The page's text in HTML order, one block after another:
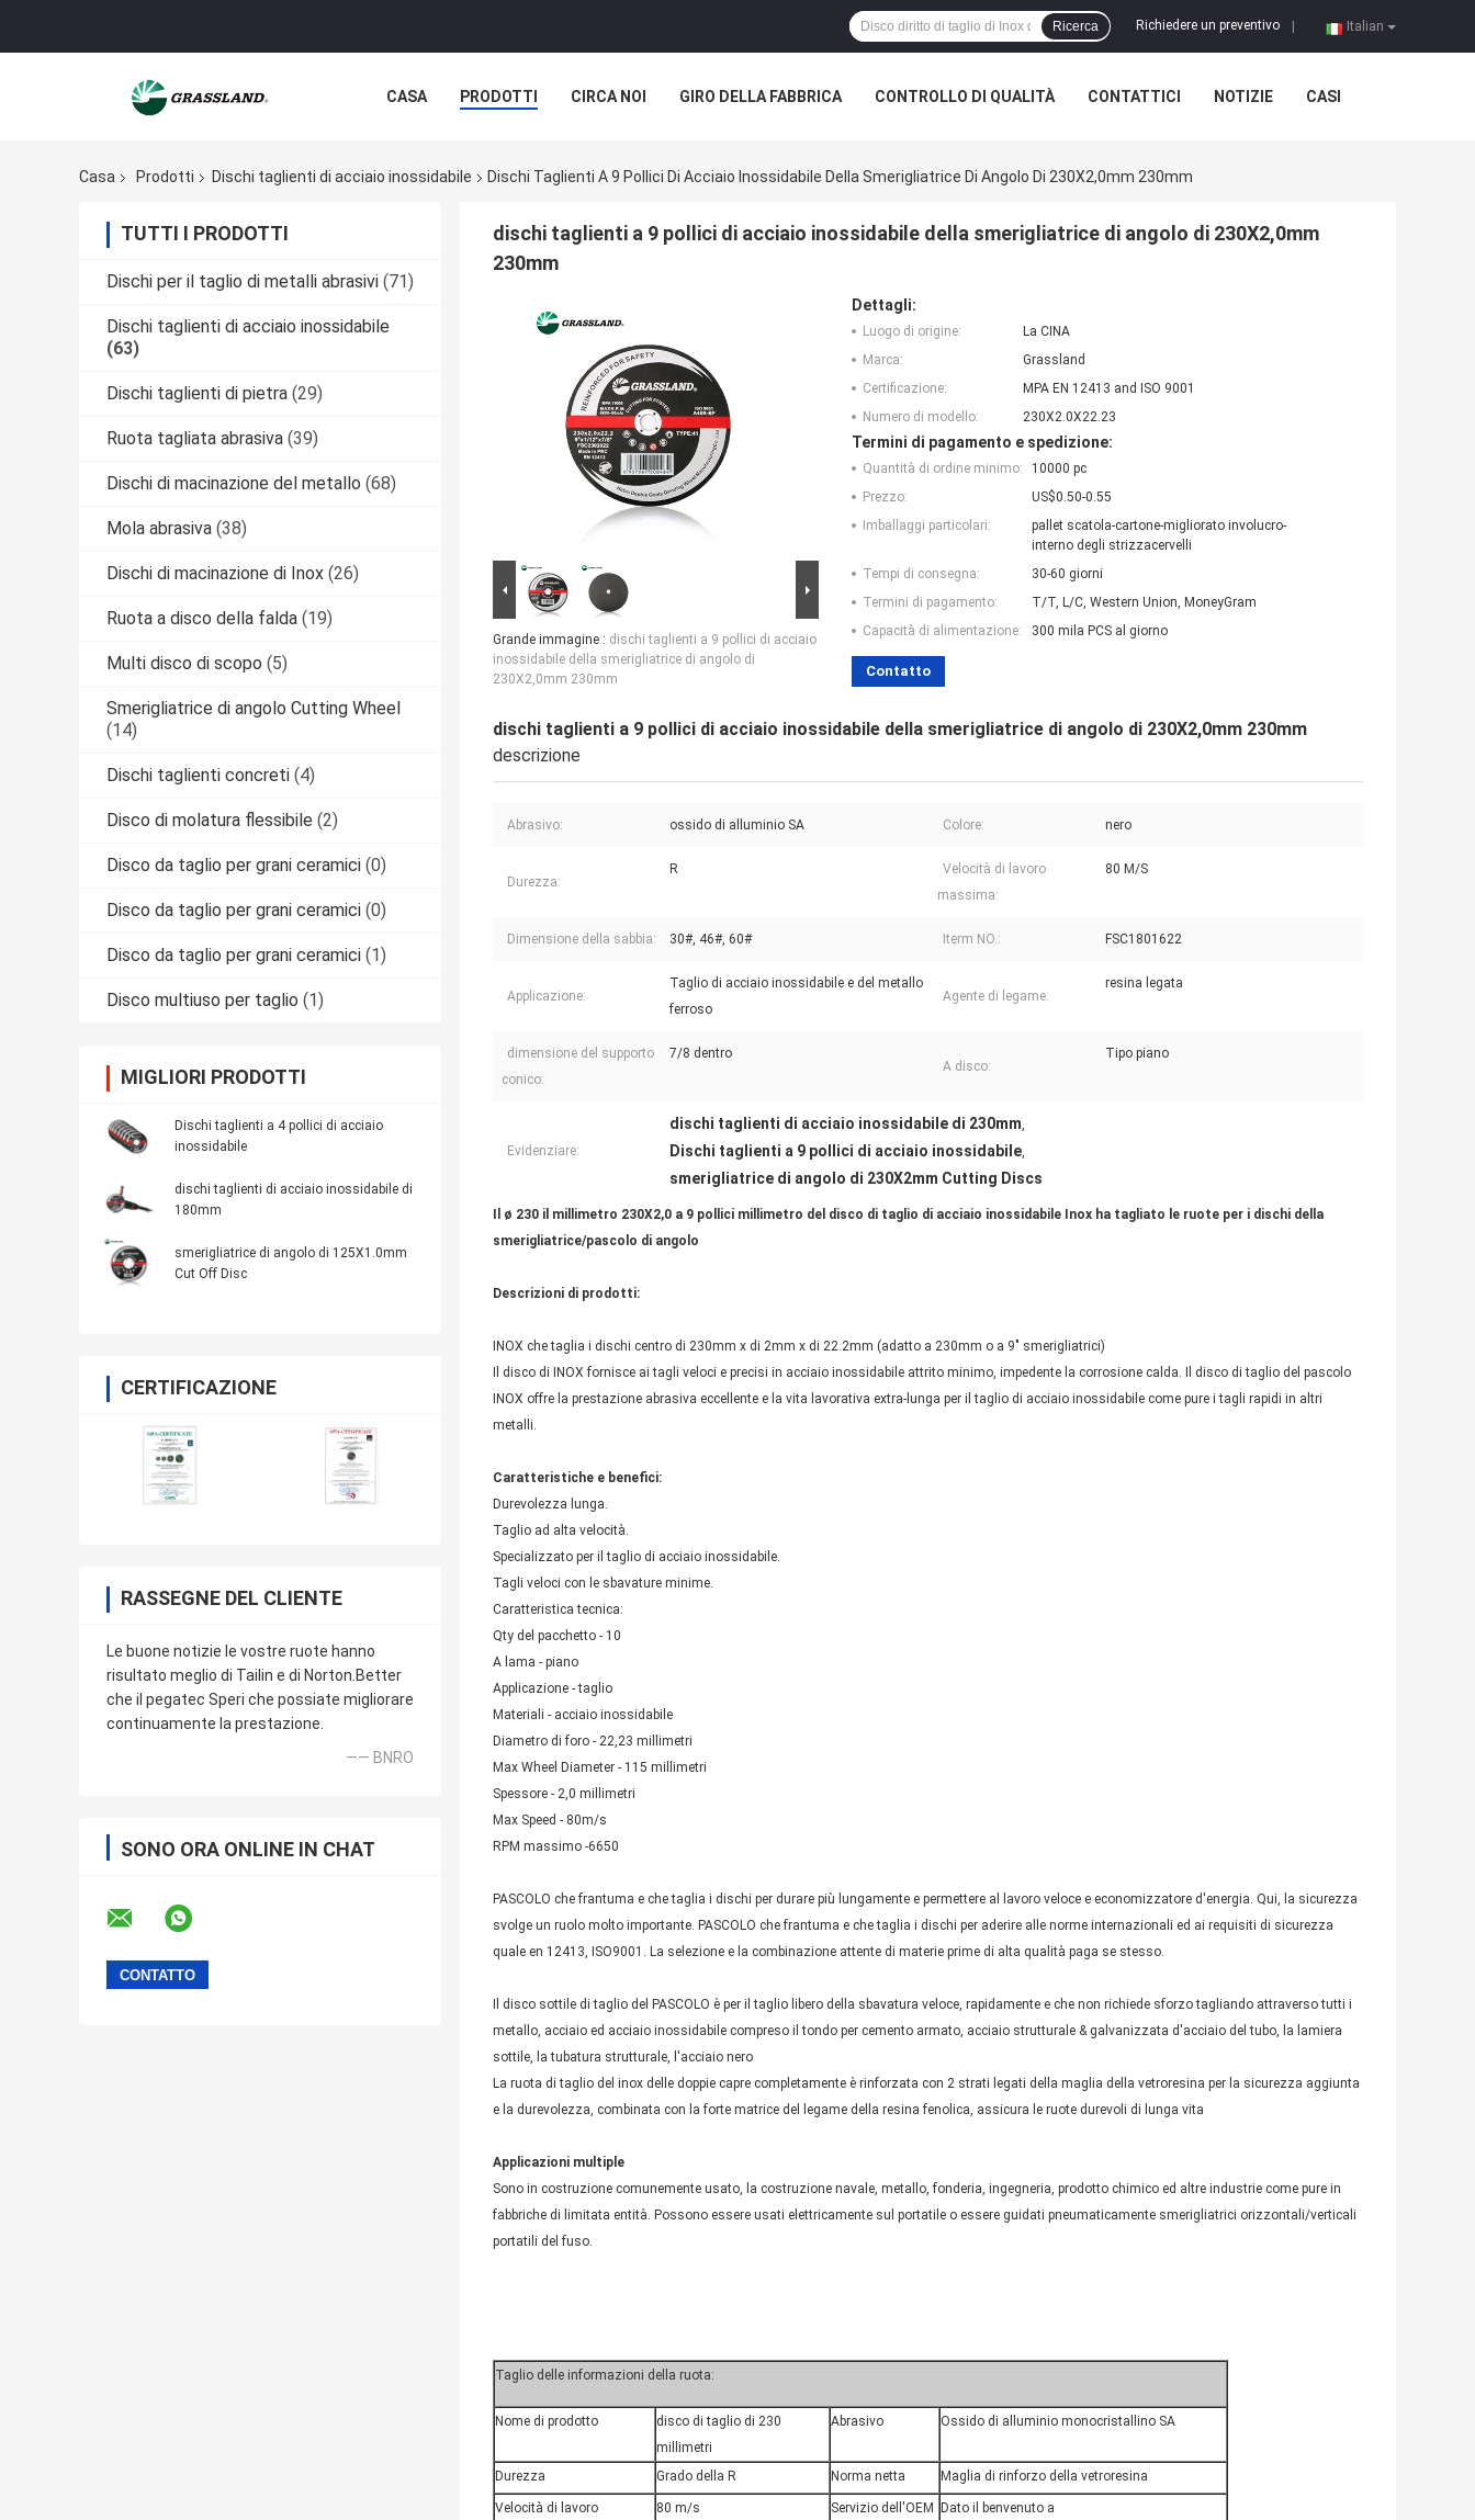
Italian
Richiedere un preventivo
Ricerca
CASA PRODOTTI CIRCA NOI GIRO DELLA FABBRICA CONTROLLO DI QUALITÀ CONTATTICI NOTIZIE CASI
Casa Prodotti Dischi taglienti di acciaio inossidabile Dischi Taglienti A 9 Pollici Di Acciaio Inossidabile Della Smerigliatrice Di Angolo Di 230X2,0mm 230mm
TUTTI I PRODOTTI
Dischi per il taglio di metalli abrasivi (71)
Dischi taglienti di acciaio inossidabile
(63)
Dischi taglienti di pietra (29)
Ruota tagliata abrasiva (39)
Dischi di macinazione del metallo (68)
Mola abrasiva (38)
Dischi di macinazione di Inox (26)
Ruota a disco della falda (19)
Multi disco di scopo (5)
Smerigliatrice di angolo Cutting Wheel
(14)
Dischi taglienti concreti (4)
Disco di molatura flessibile (2)
Disco da taglio per grani ceramici (0)
Disco da taglio per grani ceramici (0)
Disco da taglio per grani ceramici (1)
Disco multiuso per taglio (1)
MIGLIORI PRODOTTI
Dischi taglienti a 4 pollici di acciaio
inossidabile
dischi taglienti di acciaio inossidabile di
180mm
smerigliatrice di angolo di 125X1.0mm
Cut Off Disc
CERTIFICAZIONE
RASSEGNE DEL CLIENTE
Le buone notizie le vostre ruote hanno
risultato meglio di Tailin e di Norton.Better
che il pegatec Speri che possiate migliorare
continuamente la prestazione.
—— BNRO
SONO ORA ONLINE IN CHAT
dischi taglienti a 9 pollici di acciaio inossidabile della smerigliatrice di angolo di 230X2,0mm
230mm
Grande immagine : dischi taglienti a 9 pollici di acciaio
inossidabile della smerigliatrice di angolo di
230X2,0mm 230mm
Dettagli:
Luogo di origine:
La CINA
Marca:
Grassland
Certificazione:
MPA EN 12413 and ISO 9001
Numero di modello:
230X2.0X22.23
Termini di pagamento e spedizione:
Quantità di ordine minimo:
10000 pc
Prezzo:
US$0.50-0.55
Imballaggi particolari:
pallet scatola-cartone-migliorato involucro-
interno degli strizzacervelli
Tempi di consegna:
30-60 giorni
Termini di pagamento:
T/T, L/C, Western Union, MoneyGram
Capacità di alimentazione:
300 mila PCS al giorno
Contatto
dischi taglienti a 9 pollici di acciaio inossidabile della smerigliatrice di angolo di 230X2,0mm 230mm
descrizione
Abrasivo: ossido di alluminio SA Colore: nero
Durezza:
R
Velocità di lavoro
massima:
80 M/S
Dimensione della sabbia: 30#, 46#, 60# Iterm NO.: FSC1801622
Applicazione:
Taglio di acciaio inossidabile e del metallo
ferroso
Agente di legame:
resina legata
dimensione del supporto
conico:
7/8 dentro
A disco:
Tipo piano
Evidenziare:
dischi taglienti di acciaio inossidabile di 230mm,
Dischi taglienti a 9 pollici di acciaio inossidabile,
smerigliatrice di angolo di 230X2mm Cutting Discs
Il ø 230 il millimetro 230X2,0 a 9 pollici millimetro del disco di taglio di acciaio inossidabile Inox ha tagliato le ruote per i dischi della
smerigliatrice/pascolo di angolo
Descrizioni di prodotti:
INOX che taglia i dischi centro di 230mm x di 2mm x di 22.2mm (adatto a 230mm o a 9" smerigliatrici)
Il disco di INOX fornisce ai tagli veloci e precisi in acciaio inossidabile attrito minimo, impedente la corrosione calda. Il disco di taglio del pascolo
INOX offre la prestazione abrasiva eccellente e la vita lavorativa extra-lunga per il taglio di acciaio inossidabile come pure i tagli rapidi in altri
metalli.
Caratteristiche e benefici:
Durevolezza lunga.
Taglio ad alta velocità.
Specializzato per il taglio di acciaio inossidabile.
Tagli veloci con le sbavature minime.
Caratteristica tecnica:
Qty del pacchetto - 10
A lama - piano
Applicazione - taglio
Materiali - acciaio inossidabile
Diametro di foro - 22,23 millimetri
Max Wheel Diameter - 115 millimetri
Spessore - 2,0 millimetri
Max Speed - 80m/s
RPM massimo -6650
PASCOLO che frantuma e che taglia i dischi per durare più lungamente e permettere al lavoro veloce e economizzatore d'energia. Qui, la sicurezza
svolge un ruolo molto importante. PASCOLO che frantuma e che taglia i dischi per aderire alle norme internazionali ed ai requisiti di sicurezza
quale en 12413, ISO9001. La selezione e la combinazione attente di materie prime di alta qualità paga se stesso.
Il disco sottile di taglio del PASCOLO è per il taglio libero della sbavatura veloce, rapidamente e che non richiede sforzo tagliando attraverso tutti i
metallo, acciaio ed acciaio inossidabile compreso il tondo per cemento armato, acciaio strutturale & galvanizzata d'acciaio del tubo, la lamiera
sottile, la tubatura strutturale, l'acciaio nero
La ruota di taglio del inox delle doppie capre completamente è rinforzata con 2 strati legati della maglia della vetroresina per la sicurezza aggiunta
e la durevolezza, combinata con la forte matrice del legame della resina fenolica, assicura le ruote durevoli di lunga vita
Applicazioni multiple
Sono in costruzione comunemente usato, la costruzione navale, metallo, fonderia, ingegneria, prodotto chimico ed altre industrie come pure in
fabbriche di limitata entità. Possono essere usati elettricamente sul portatile o essere guidati pneumaticamente smerigliatrici orizzontali/verticali
portatili del fuso.
Taglio delle informazioni della ruota:
Nome di prodotto
disco di taglio di 230
millimetri
Abrasivo Ossido di alluminio monocristallino SA
Durezza Grado della R Norma netta Maglia di rinforzo della vetroresina
Velocità di lavoro
80 m/s Servizio dell'OEM Dato il benvenuto a